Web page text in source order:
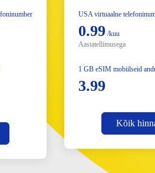
USA virtuaalne
0.99 /kuu
Aastatellimusega
1 GB eSIM mobiilseid
3.99
Kõik